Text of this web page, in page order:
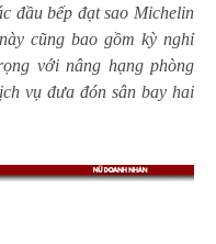
đầu bếp đạt sao Michelin
cũng bao gồm kỳ nghỉ
với nâng hạng phòng
vụ đưa đón sân bay hai